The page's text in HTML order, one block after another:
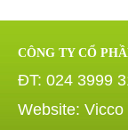
CÔNG TY CỔ
ĐT: 024 3999
Website: